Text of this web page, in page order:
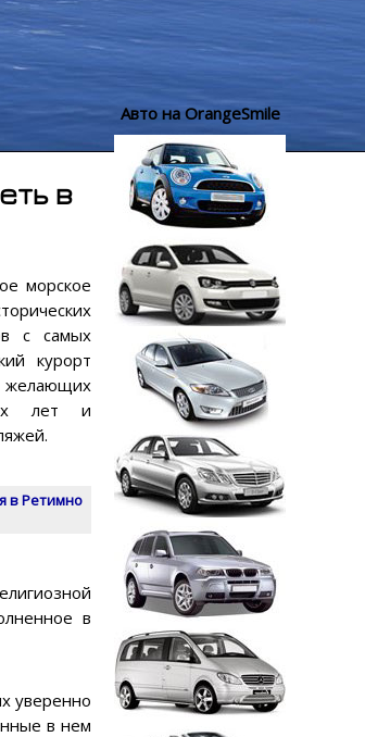
в
морское
с самых
курорт
желающих
лет и
в Ретимно
в
уверенно
в нем
Авто на OrangeSmile